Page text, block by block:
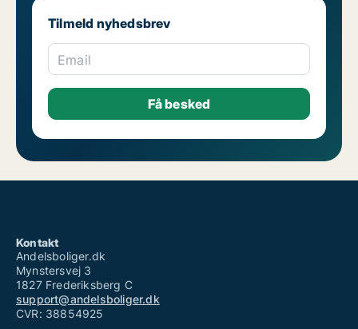
Tilmeld nyhedsbrev
Email
Kontakt
Andelsboliger.dk
Mynstersvej 3
1827 Frederiksberg C
support@andelsboliger.dk
CVR: 38854925